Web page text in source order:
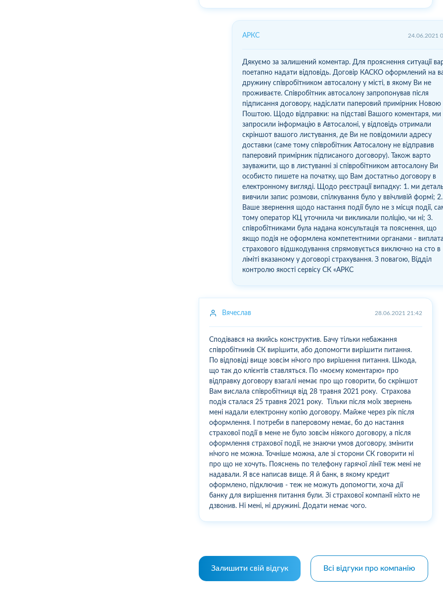
АРКС 24.06.2021
Дякуємо за залишений коментар. Для прояснення ситуації
поетапно надати відповідь. Договір КАСКО оформлений на
дружину співробітником автосалону у місті, в якому Ви не
проживаєте. Співробітник автосалону запропонував після
підписання договору, надіслати паперовий примірник Новою
Поштою. Щодо відправки: на підставі Вашого коментаря, ми
запросили інформацію в Автосалоні, у відповідь отримали
скріншот вашого листування, де Ви не повідомили адресу
доставки (саме тому співробітник Автосалону не відправив
паперовий примірник підписаного договору). Також варто
зауважити, що в листуванні зі співробітником автосалону Ви
особисто пишете на початку, що Вам достатньо договору в
електронному вигляді. Щодо реєстрації випадку: 1. ми
вивчили запис розмови, спілкування було у ввічливій формі; 2.
Ваше звернення щодо настання події було не з місця події,
тому оператор КЦ уточнила чи викликали поліцію, чи ні; 3.
співробітниками була надана консультація та пояснення, що
якщо подія не оформлена компетентними органами - виплата
страхового відшкодування спрямовується виключно на сто в
ліміті вказаному у договорі страхування. З повагою, Відділ
контролю якості сервісу СК «АРКС
Вячеслав 28.06.2021 21:42
Сподівався на якийсь конструктив. Бачу тільки небажання
співробітників СК вирішити, або допомогти вирішити питання.
По відповіді вище зовсім нічого про вирішення питання. Шкода,
що так до клієнтів ставляться. По «моєму коментарю» про
відправку договору взагалі немає про що говорити, бо скріншот
Вам вислала співробітниця від 28 травня 2021 року. Страхова
подія сталася 25 травня 2021 року. Тільки після моїх звернень
мені надали електронну копію договору. Майже через рік після
оформлення. І потреби в паперовому немає, бо до настання
страхової події в мене не було зовсім ніякого договору, а після
оформлення страхової події, не знаючи умов договору, змінити
нічого не можна. Точніше можна, але зі сторони СК говорити ні
про що не хочуть. Пояснень по телефону гарячої лінії теж мені не
надавали. Я все написав вище. Я й банк, в якому кредит
оформлено, підключив - теж не можуть допомогти, хоча дії
банку для вирішення питання були. Зі страхової компанії ніхто не
дзвонив. Ні мені, ні дружині. Додати немає чого.
Залишити свій відгук Всі відгуки про компанію